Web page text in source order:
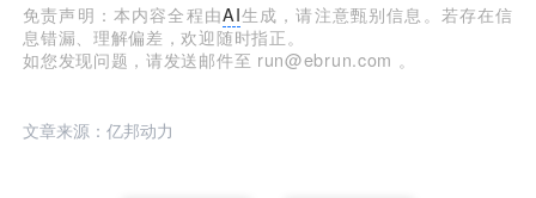
免责声明：本内容全程由AI生成，请注意甄别信息。若存在信
息错漏、理解偏差，欢迎随时指正。
如您发现问题，请发送邮件至 run@ebrun.com 。
文章来源：亿邦动力